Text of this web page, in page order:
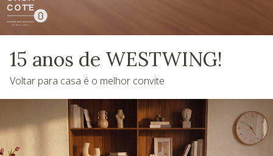
15 anos de WESTWING!
Voltar para casa é o melhor convite